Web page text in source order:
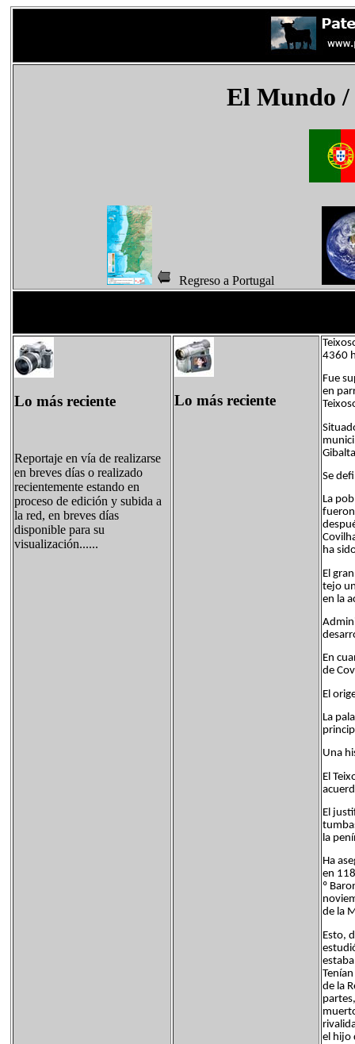
El Mundo /
Regreso a Portugal
Lo más reciente
Reportaje en vía de realizarse
en breves días o realizado
recientemente estando en
proceso de edición y subida a
la red, en breves días
disponible para su
visualización......
Lo más reciente
4360
Fue
en
Se
La
fueron
ha
El
tejo
en la
En
de
El
La
Una
El
El
la
Ha
en
º
de la
Esto,
de la
el hijo